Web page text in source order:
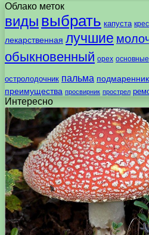
Облако меток
виды выбрать капуста
лекарственная лучшие
обыкновенный орех основные
остролодочник пальма подмаренник
преимущества просвирник прострел
Интересно